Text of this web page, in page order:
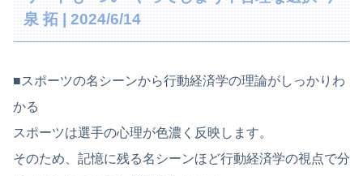
泉 拓 | 2024/6/14
■スポーツの名シーンから行動経済学の理論がしっかりわ
かる
スポーツは選手の心理が色濃く反映します。
そのため、記憶に残る名シーンほど行動経済学の視点で分